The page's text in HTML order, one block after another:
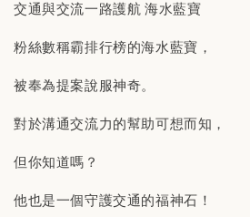
交通與交流一路護航 海水藍寶
粉絲數稱霸排行榜的海水藍寶，
被奉為提案說服神奇。
對於溝通交流力的幫助可想而知，
但你知道嗎？
他也是一個守護交通的福神石！